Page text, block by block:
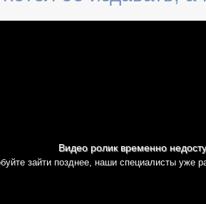
Видео ролик временно
зайти позднее, наши специалисты уже